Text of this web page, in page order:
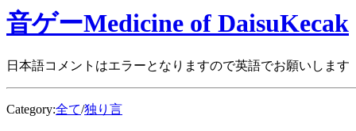
音ゲーMedicine of DaisuKecak
日本語コメントはエラーとなりますので英語でお願いします
Category:全て/独り言